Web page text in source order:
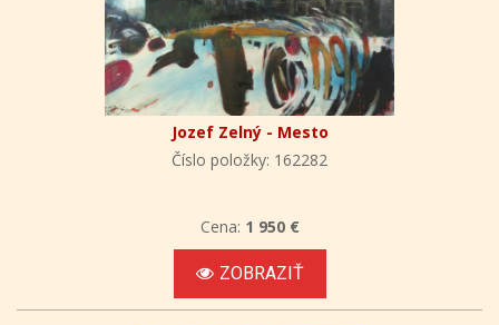
Jozef Zelný - Mesto
Číslo položky: 162282
Cena: 1 950 €
ZOBRAZIŤ